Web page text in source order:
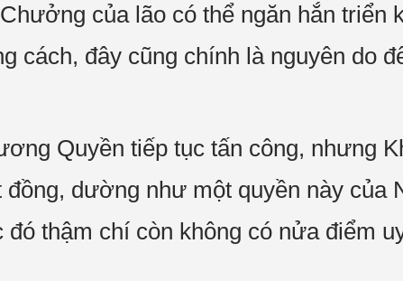
của lão có thể ngăn hắn triển
cách, đây cũng chính là nguyên do
Quyền tiếp tục tấn công, nhưng
dường như một quyền này của
thậm chí còn không có nửa điểm